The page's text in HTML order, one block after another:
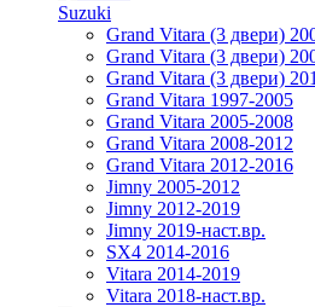
Suzuki
Grand Vitara (3 двери)
Grand Vitara (3 двери)
Grand Vitara (3 двери)
Grand Vitara 1997-2005
Grand Vitara 2005-2008
Grand Vitara 2008-2012
Grand Vitara 2012-2016
Jimny 2005-2012
Jimny 2012-2019
Jimny 2019-наст.вр.
SX4 2014-2016
Vitara 2014-2019
Vitara 2018-наст.вр.